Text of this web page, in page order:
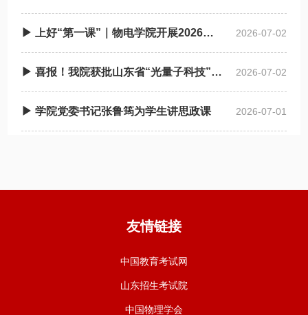
▶ 上好“第一课”｜物电学院开展2026年上半年入党积 极分子培训班 2026-07-02
▶ 喜报！我院获批山东省“光量子科技”拔尖人才培养基地 2026-07-02
▶ 学院党委书记张鲁筠为学生讲思政课 2026-07-01
友情链接
中国教育考试网
山东招生考试院
中国物理学会